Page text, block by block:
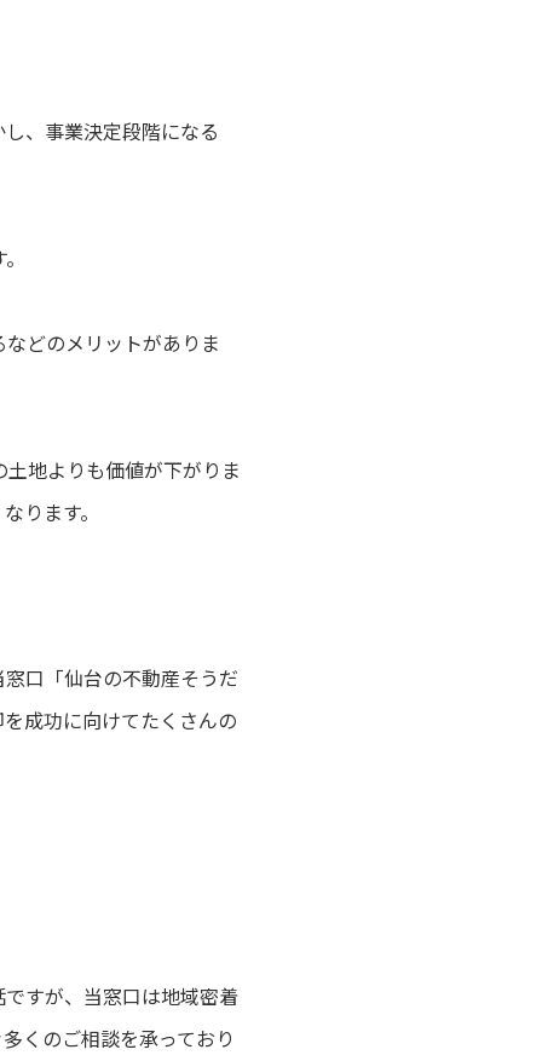
、事業決定段階になる
どのメリットがありま
地よりも価値が下がりま
ります。
口「仙台の不動産そうだ
成功に向けてたくさんの
すが、当窓口は地域密着
くのご相談を承っており